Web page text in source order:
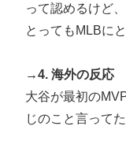
海外「日本の科
開発。これこ
って認めるけど
とってもMLBに
→4. 海外の反応
大谷が最初の
じのこと言ってた